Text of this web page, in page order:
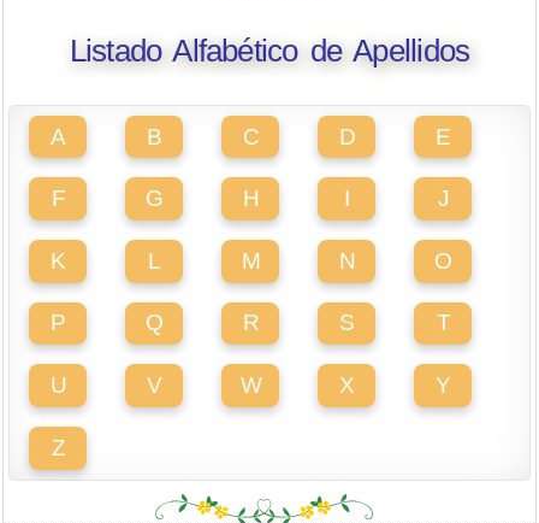
Listado Alfabético de Apellidos
A B C D E
F G H I J
K L M N O
P Q R S T
U V W X Y
Z